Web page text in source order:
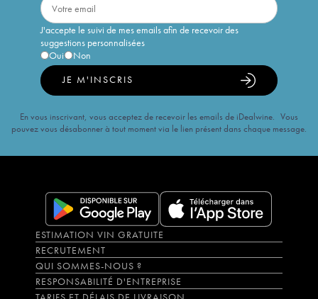
J'accepte le suivi de mes emails afin de recevoir des
suggestions personnalisées
Oui
Non
JE M'INSCRIS
En vous inscrivant, vous acceptez de recevoir les emails de iDealwine. Vous
pouvez vous désabonner à tout moment via le lien présent dans chaque message.
ESTIMATION VIN GRATUITE
RECRUTEMENT
QUI SOMMES-NOUS ?
RESPONSABILITÉ D'ENTREPRISE